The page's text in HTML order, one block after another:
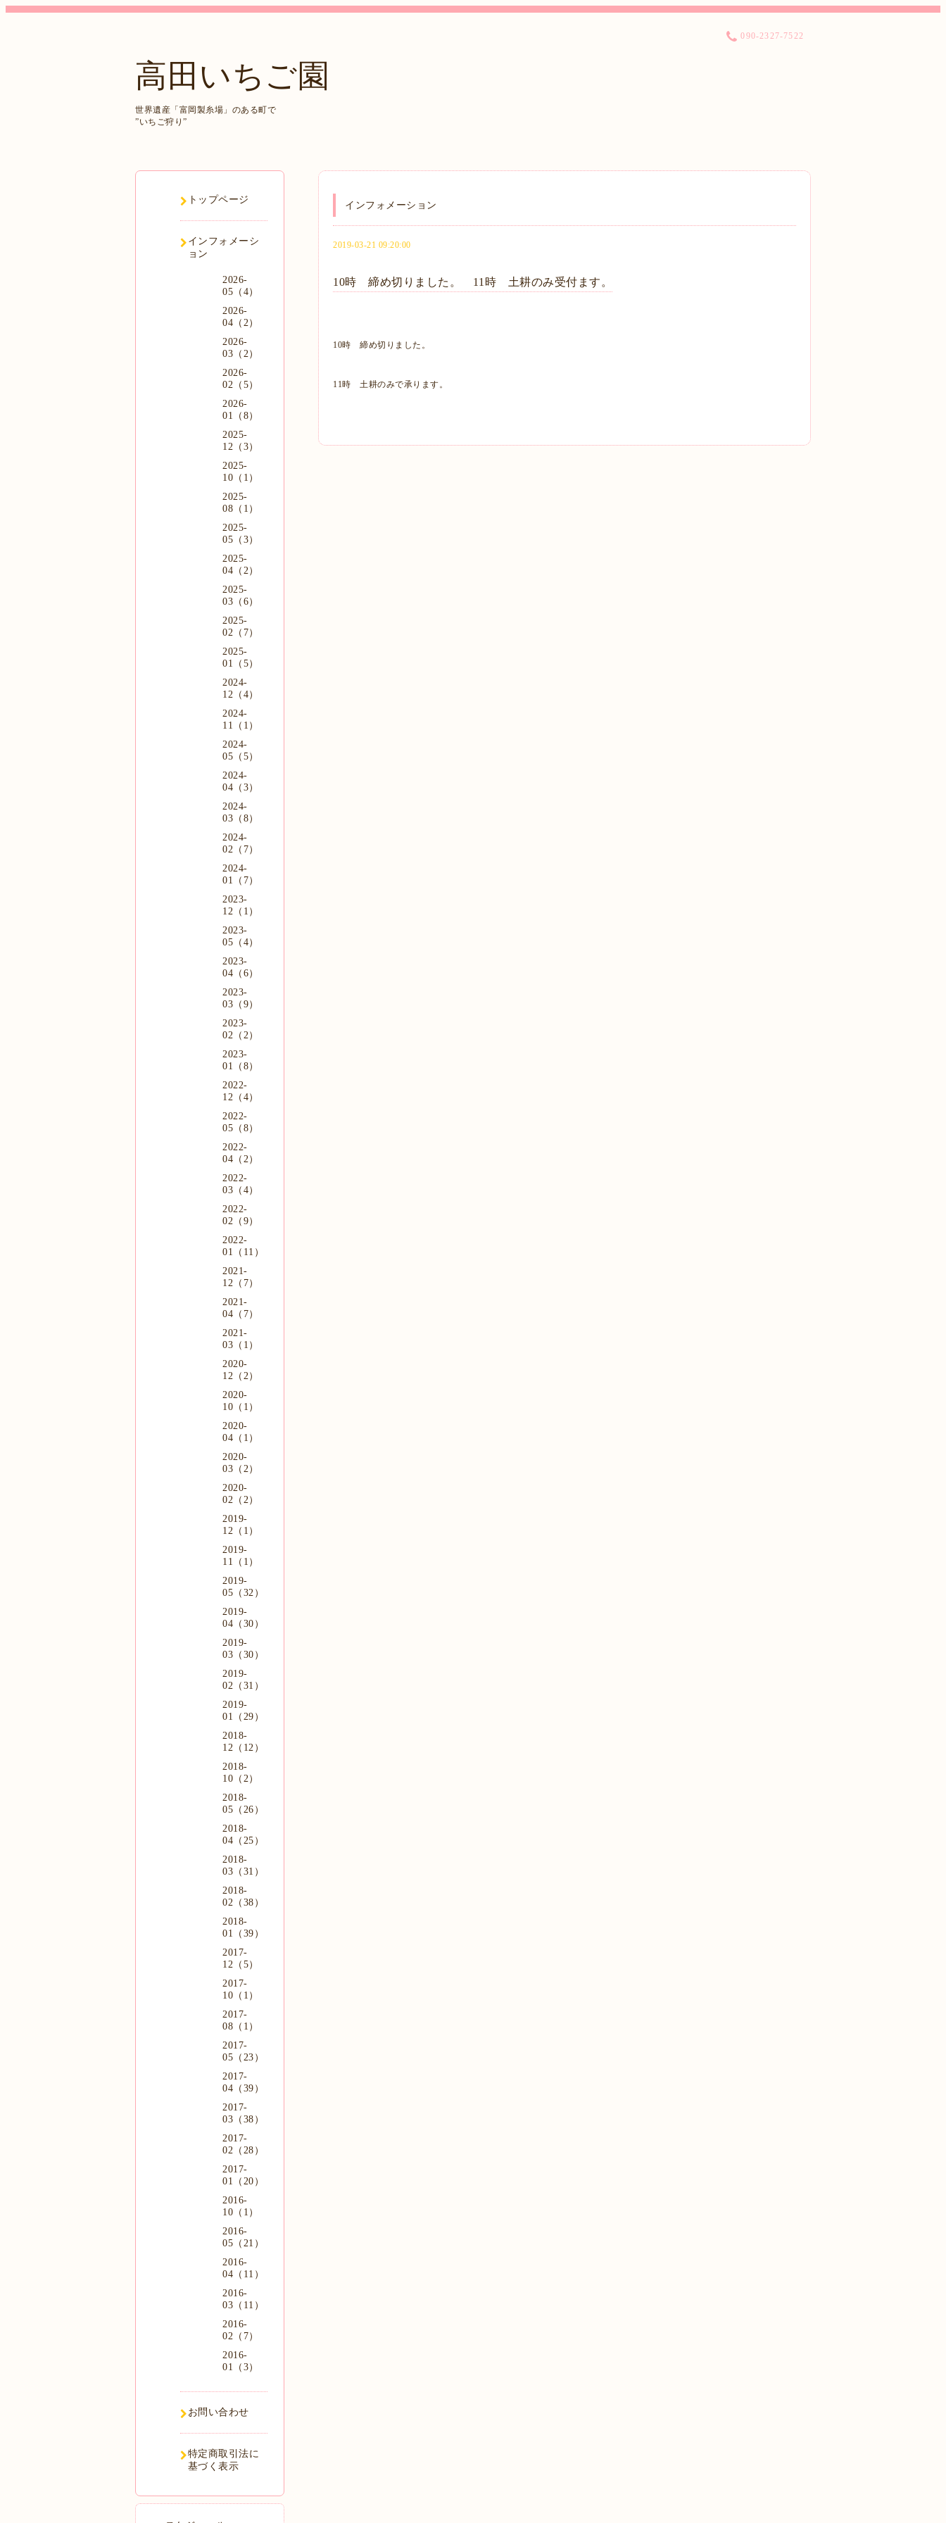
高田いちご園
世界遺産「富岡製糸場」のある町で
”いちご狩り”
090-2327-7522
インフォメーション
2019-03-21 09:20:00
10時 締め切りました。 11時 土耕のみ受付ます。
10時 締め切りました。
11時 土耕のみで承ります。
トップページ
インフォメーシ
ョン
2026-
05（4）
2026-
04（2）
2026-
03（2）
2026-
02（5）
2026-
01（8）
2025-
12（3）
2025-
10（1）
2025-
08（1）
2025-
05（3）
2025-
04（2）
2025-
03（6）
2025-
02（7）
2025-
01（5）
2024-
12（4）
2024-
11（1）
2024-
05（5）
2024-
04（3）
2024-
03（8）
2024-
02（7）
2024-
01（7）
2023-
12（1）
2023-
05（4）
2023-
04（6）
2023-
03（9）
2023-
02（2）
2023-
01（8）
2022-
12（4）
2022-
05（8）
2022-
04（2）
2022-
03（4）
2022-
02（9）
2022-
01（11）
2021-
12（7）
2021-
04（7）
2021-
03（1）
2020-
12（2）
2020-
10（1）
2020-
04（1）
2020-
03（2）
2020-
02（2）
2019-
12（1）
2019-
11（1）
2019-
05（32）
2019-
04（30）
2019-
03（30）
2019-
02（31）
2019-
01（29）
2018-
12（12）
2018-
10（2）
2018-
05（26）
2018-
04（25）
2018-
03（31）
2018-
02（38）
2018-
01（39）
2017-
12（5）
2017-
10（1）
2017-
08（1）
2017-
05（23）
2017-
04（39）
2017-
03（38）
2017-
02（28）
2017-
01（20）
2016-
10（1）
2016-
05（21）
2016-
04（11）
2016-
03（11）
2016-
02（7）
2016-
01（3）
お問い合わせ
特定商取引法に
基づく表示